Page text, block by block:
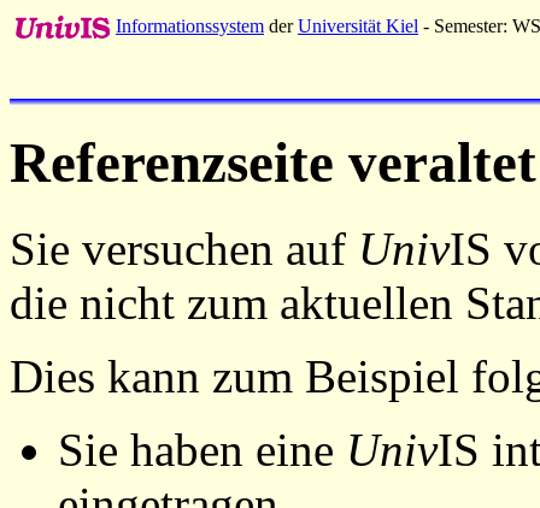
Informationssystem derUniversität Kiel - Semester:
Referenzseite veraltet
Sie versuchen auf UnivIS
die nicht zum aktuellen
Dies kann zum Beispiel
Sie haben eine UnivIS